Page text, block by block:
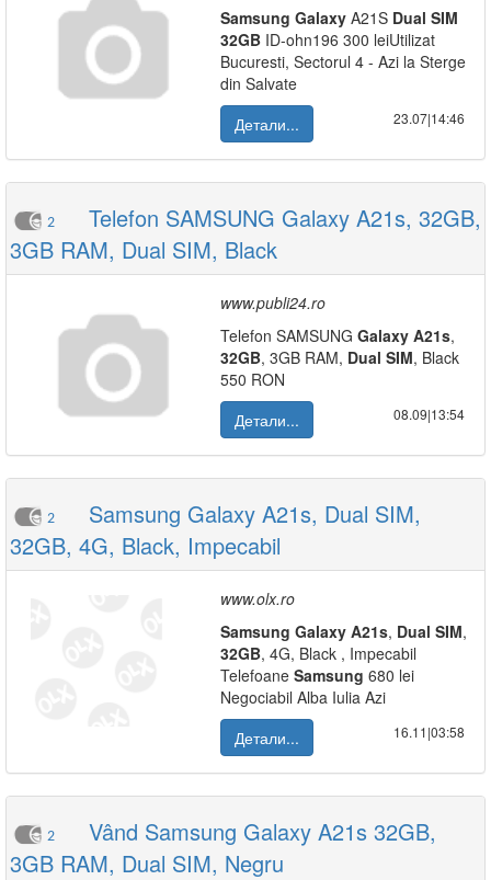
Samsung Galaxy A21S Dual SIM
32GB ID-ohn196 300 leiUtilizat
Bucuresti, Sectorul 4 - Azi la Sterge
din Salvate
Детали...
23.07|14:46
2
Telefon SAMSUNG Galaxy A21s, 32GB,
3GB RAM, Dual SIM, Black
www.publi24.ro
Telefon SAMSUNG Galaxy A21s,
32GB, 3GB RAM, Dual SIM, Black
550 RON
Детали...
08.09|13:54
2
Samsung Galaxy A21s, Dual SIM,
32GB, 4G, Black, Impecabil
www.olx.ro
Samsung Galaxy A21s, Dual SIM,
32GB, 4G, Black , Impecabil
Telefoane Samsung 680 lei
Negociabil Alba Iulia Azi
Детали...
16.11|03:58
2
Vând Samsung Galaxy A21s 32GB,
3GB RAM, Dual SIM, Negru